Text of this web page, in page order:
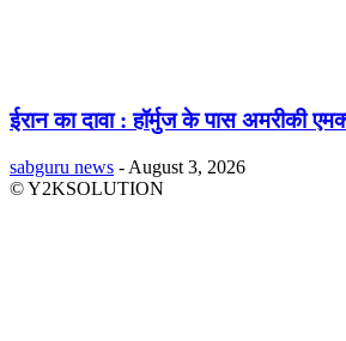
ईरान का दावा : हॉर्मुज के पास अमरीकी
sabguru news - August 3, 2026
© Y2KSOLUTION